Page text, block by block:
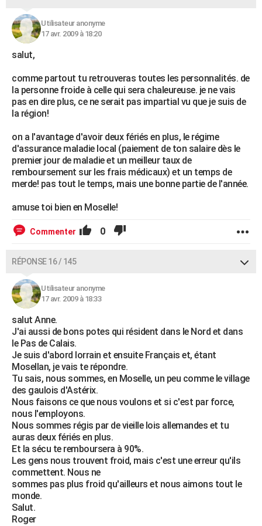
Utilisateur anonyme
17 avr. 2009 à 18:20
salut,
comme partout tu retrouveras toutes les personnalités. de
la personne froide à celle qui sera chaleureuse. je ne vais
pas en dire plus, ce ne serait pas impartial vu que je suis de
la région!
on a l'avantage d'avoir deux fériés en plus, le régime
d'assurance maladie local (paiement de ton salaire dès le
premier jour de maladie et un meilleur taux de
remboursement sur les frais médicaux) et un temps de
merde! pas tout le temps, mais une bonne partie de l'année.
amuse toi bien en Moselle!
Commenter 0
RÉPONSE 16 / 145
Utilisateur anonyme
17 avr. 2009 à 18:33
salut Anne.
J'ai aussi de bons potes qui résident dans le Nord et dans
le Pas de Calais.
Je suis d'abord lorrain et ensuite Français et, étant
Mosellan, je vais te répondre.
Tu sais, nous sommes, en Moselle, un peu comme le village
des gaulois d'Astérix.
Nous faisons ce que nous voulons et si c'est par force,
nous l'employons.
Nous sommes régis par de vieille lois allemandes et tu
auras deux fériés en plus.
Et la sécu te remboursera à 90%.
Les gens nous trouvent froid, mais c'est une erreur qu'ils
commettent. Nous ne
sommes pas plus froid qu'ailleurs et nous aimons tout le
monde.
Salut.
Roger